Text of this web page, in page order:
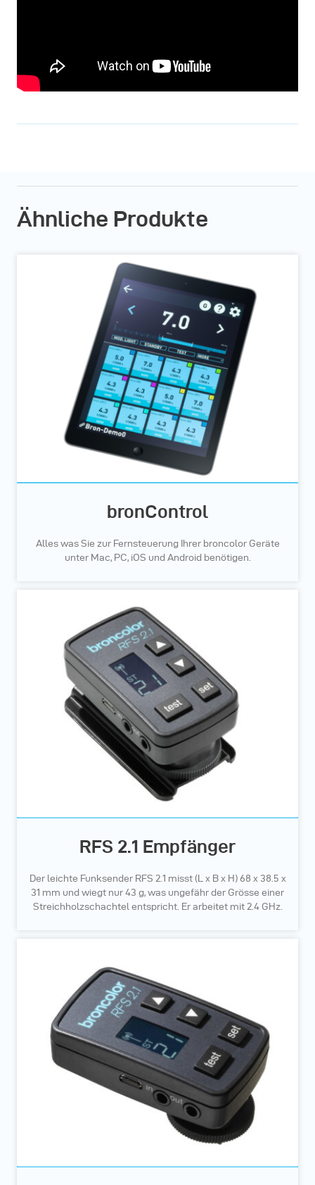
Ähnliche Produkte
bronControl
Alles was Sie zur Fernsteuerung Ihrer broncolor Geräte
unter Mac, PC, iOS und Android benötigen.
RFS 2.1 Empfänger
Der leichte Funksender RFS 2.1 misst (L x B x H) 68 x 38.5 x
31 mm und wiegt nur 43 g, was ungefähr der Grösse einer
Streichholzschachtel entspricht. Er arbeitet mit 2.4 GHz.